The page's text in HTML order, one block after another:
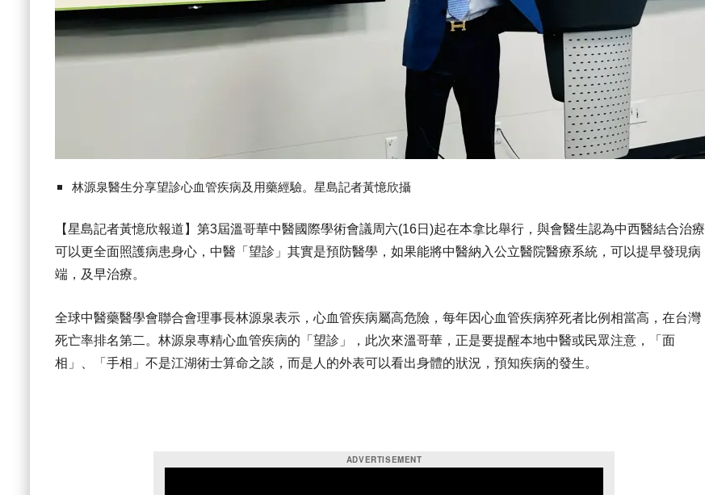
林源泉醫生分享望診心血管疾病及用藥經驗。星島記者黃憶欣攝
【星島記者黃憶欣報道】第3屆溫哥華中醫國際學術會議周六(16日)起在本拿比舉行，與會醫生認為中西醫結合治療
可以更全面照護病患身心，中醫「望診」其實是預防醫學，如果能將中醫納入公立醫院醫療系統，可以提早發現病
端，及早治療。
全球中醫藥醫學會聯合會理事長林源泉表示，心血管疾病屬高危險，每年因心血管疾病猝死者比例相當高，在台灣
死亡率排名第二。林源泉專精心血管疾病的「望診」，此次來溫哥華，正是要提醒本地中醫或民眾注意，「面
相」、「手相」不是江湖術士算命之談，而是人的外表可以看出身體的狀況，預知疾病的發生。